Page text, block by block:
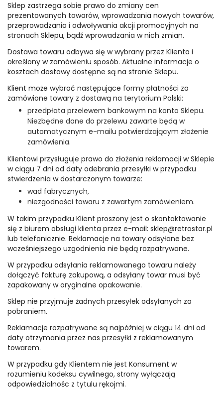
Sklep zastrzega sobie prawo do zmiany cen
prezentowanych towarów, wprowadzania nowych towarów,
przeprowadzania i odwoływania akcji promocyjnych na
stronach Sklepu, bądź wprowadzania w nich zmian.
Dostawa towaru odbywa się w wybrany przez Klienta i
określony w zamówieniu sposób. Aktualne informacje o
kosztach dostawy dostępne są na stronie Sklepu.
Klient może wybrać następujące formy płatności za
zamówione towary z dostawą na terytorium Polski:
przedpłata przelewem bankowym na konto Sklepu.
Niezbędne dane do przelewu zawarte będą w
automatycznym e-mailu potwierdzającym złożenie
zamówienia.
Klientowi przysługuje prawo do złożenia reklamacji w Sklepie
w ciągu 7 dni od daty odebrania przesyłki w przypadku
stwierdzenia w dostarczonym towarze:
wad fabrycznych,
niezgodności towaru z zawartym zamówieniem.
W takim przypadku Klient proszony jest o skontaktowanie
się z biurem obsługi klienta przez e-mail: sklep@retrostar.pl
lub telefonicznie. Reklamacje na towary odsyłane bez
wcześniejszego uzgodnienia nie będą rozpatrywane.
W przypadku odsyłania reklamowanego towaru należy
dołączyć fakturę zakupową, a odsyłany towar musi być
zapakowany w oryginalne opakowanie.
Sklep nie przyjmuje żadnych przesyłek odsyłanych za
pobraniem.
Reklamacje rozpatrywane są najpóźniej w ciągu 14 dni od
daty otrzymania przez nas przesyłki z reklamowanym
towarem.
W przypadku gdy Klientem nie jest Konsument w
rozumieniu kodeksu cywilnego, strony wyłączają
odpowiedzialnośc z tytulu rękojmi.